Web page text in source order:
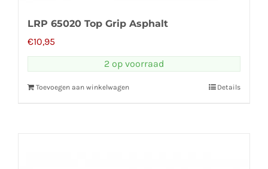
LRP 65020 Top Grip Asphalt
€10,95
2 op voorraad
Toevoegen aan winkelwagen Details